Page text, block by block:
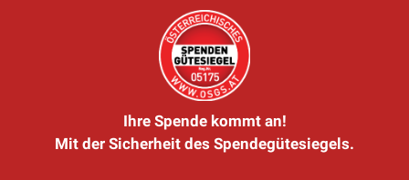
Ihre Spende kommt an!
Mit der Sicherheit des Spendegütesiegels.